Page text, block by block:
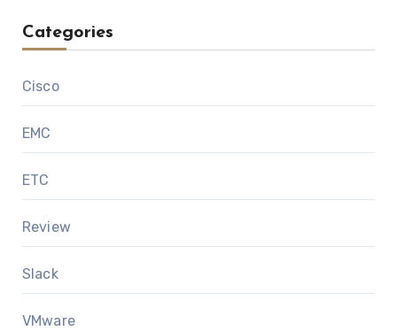
Categories
Cisco
EMC
ETC
Review
Slack
VMware